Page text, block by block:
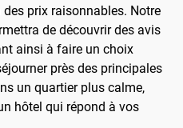
prix raisonnables. Notre
de découvrir des avis
ainsi à faire un choix
près des principales
un quartier plus calme,
hôtel qui répond à vos